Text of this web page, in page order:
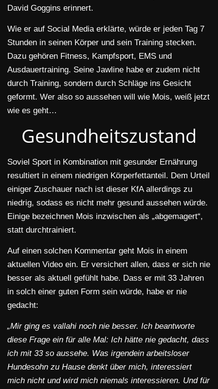
David Goggins erinnert.
Wie er auf Social Media erklärte, würde er jeden Tag 7
Stunden in seinen Körper und sein Training stecken.
Dazu gehören Fitness, Kampfsport, EMS und
Ausdauertraining. Seine Jawline habe er zudem nicht
durch Training, sondern durch Schläge ins Gesicht
geformt. Wer also so aussehen will wie Mois, weiß jetzt
wie es geht…
Gesundheitszustand
Soviel Sport in Kombination mit gesunder Ernährung
resultiert in einem niedrigen Körperfettanteil. Dem Urteil
einiger Zuschauer nach ist dieser KfA allerdings zu
niedrig, sodass es nicht mehr gesund aussehen würde.
Einige bezeichnen Mois inzwischen als „abgemagert“,
statt durchtrainiert.
Auf einen solchen Kommentar geht Mois in einem
aktuellen Video ein. Er versichert allen, dass er sich nie
besser als aktuell gefühlt habe. Dass er mit 33 Jahren
in solch einer guten Form sein würde, habe er nie
gedacht:
„Mir ging es vallahi noch nie besser. Ich beantworte
diese Frage ein für alle Mal: Ich hätte nie gedacht, dass
ich mit 33 so aussehe. Was irgendein arbeitsloser
Hundesohn zu Hause denkt über mich, interessiert
mich nicht und wird mich niemals interessieren. Und für